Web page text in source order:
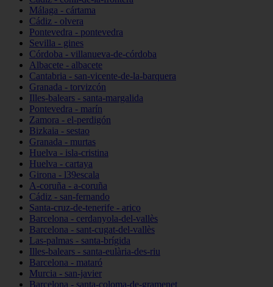
Málaga - cártama
Cádiz - olvera
Pontevedra - pontevedra
Sevilla - gines
Córdoba - villanueva-de-córdoba
Albacete - albacete
Cantabria - san-vicente-de-la-barquera
Granada - torvizcón
Illes-balears - santa-margalida
Pontevedra - marín
Zamora - el-perdigón
Bizkaia - sestao
Granada - murtas
Huelva - isla-cristina
Huelva - cartaya
Girona - l39escala
A-coruña - a-coruña
Cádiz - san-fernando
Santa-cruz-de-tenerife - arico
Barcelona - cerdanyola-del-vallès
Barcelona - sant-cugat-del-vallès
Las-palmas - santa-brígida
Illes-balears - santa-eulària-des-riu
Barcelona - mataró
Murcia - san-javier
Barcelona - santa-coloma-de-gramenet